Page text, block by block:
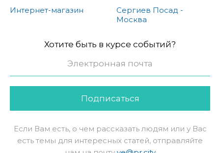
Интернет-магазин
Сергиев Посад -
Москва
Хотите быть в курсе событий?
Подписаться
Если Вам есть, о чем рассказать людям или у Вас
есть темы для интересных статей, отправляйте